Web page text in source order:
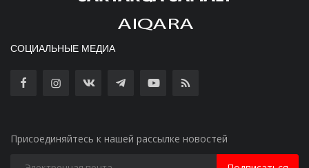
СОЦИАЛЬНЫЕ МЕДИА
Присоединяйтесь к нашей рассылке новостей